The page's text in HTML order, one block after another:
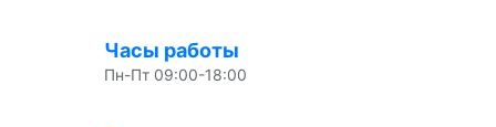
Часы работы
Пн-Пт 09:00-18:00